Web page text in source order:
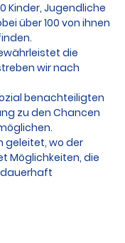
Kinder, Jugendliche
über 100 von ihnen
die
wir nach
benachteiligten
zu den Chancen
geleitet, wo der
Möglichkeiten, die
dauerhaft